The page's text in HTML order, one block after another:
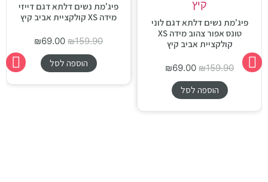
פיג'מת נשים דלתא דגם לוני
טונס אפור צהוב מידה XS
קולקציית אביב קיץ
₪159.90
₪69.00
הוספה לסל
פיג'מת נשים דלתא דגם דייזי
מידה XS קולקציית אביב קיץ
₪159.90
₪69.00
הוספה לסל